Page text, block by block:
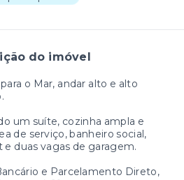
do imóvel
o Mar, andar alto e alto
um suíte, cozinha ampla e
de serviço, banheiro social,
duas vagas de garagem.
e Parcelamento Direto,